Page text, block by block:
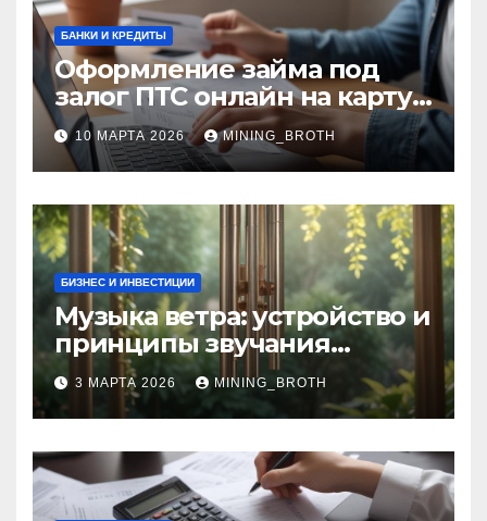
БАНКИ И КРЕДИТЫ
Оформление займа под
залог ПТС онлайн на карту
без визита в офис: порядок,
требования и документы
10 МАРТА 2026 MINING_BROTH
БИЗНЕС И ИНВЕСТИЦИИ
Музыка ветра: устройство и
принципы звучания
колокольчиков
3 МАРТА 2026 MINING_BROTH